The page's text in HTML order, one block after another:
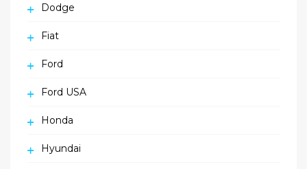
Dodge
Fiat
Ford
Ford USA
Honda
Hyundai